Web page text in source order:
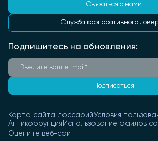
Связаться с нами
Служба корпоративного
Подпишитесь на обновления:
Подписаться
Карта сайта Глоссарий Условия
Антикоррупция Использование файлов
Оцените веб-сайт